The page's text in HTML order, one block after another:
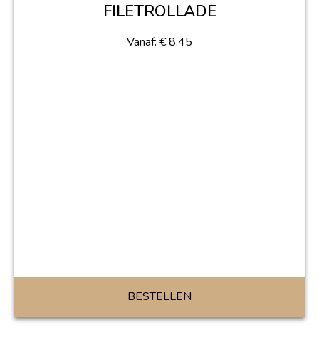
FILETROLLADE
Vanaf: €8.45
BESTELLEN